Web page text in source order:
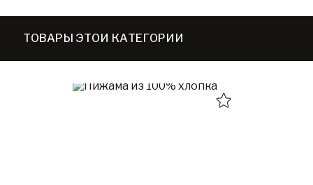
ТОВАРЫ ЭТОЙ КАТЕГОРИИ